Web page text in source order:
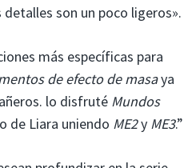
son un poco ligeros».
más específicas para
de efecto de masaya
lo disfruté Mundos
de Liara uniendo ME2y ME3.”